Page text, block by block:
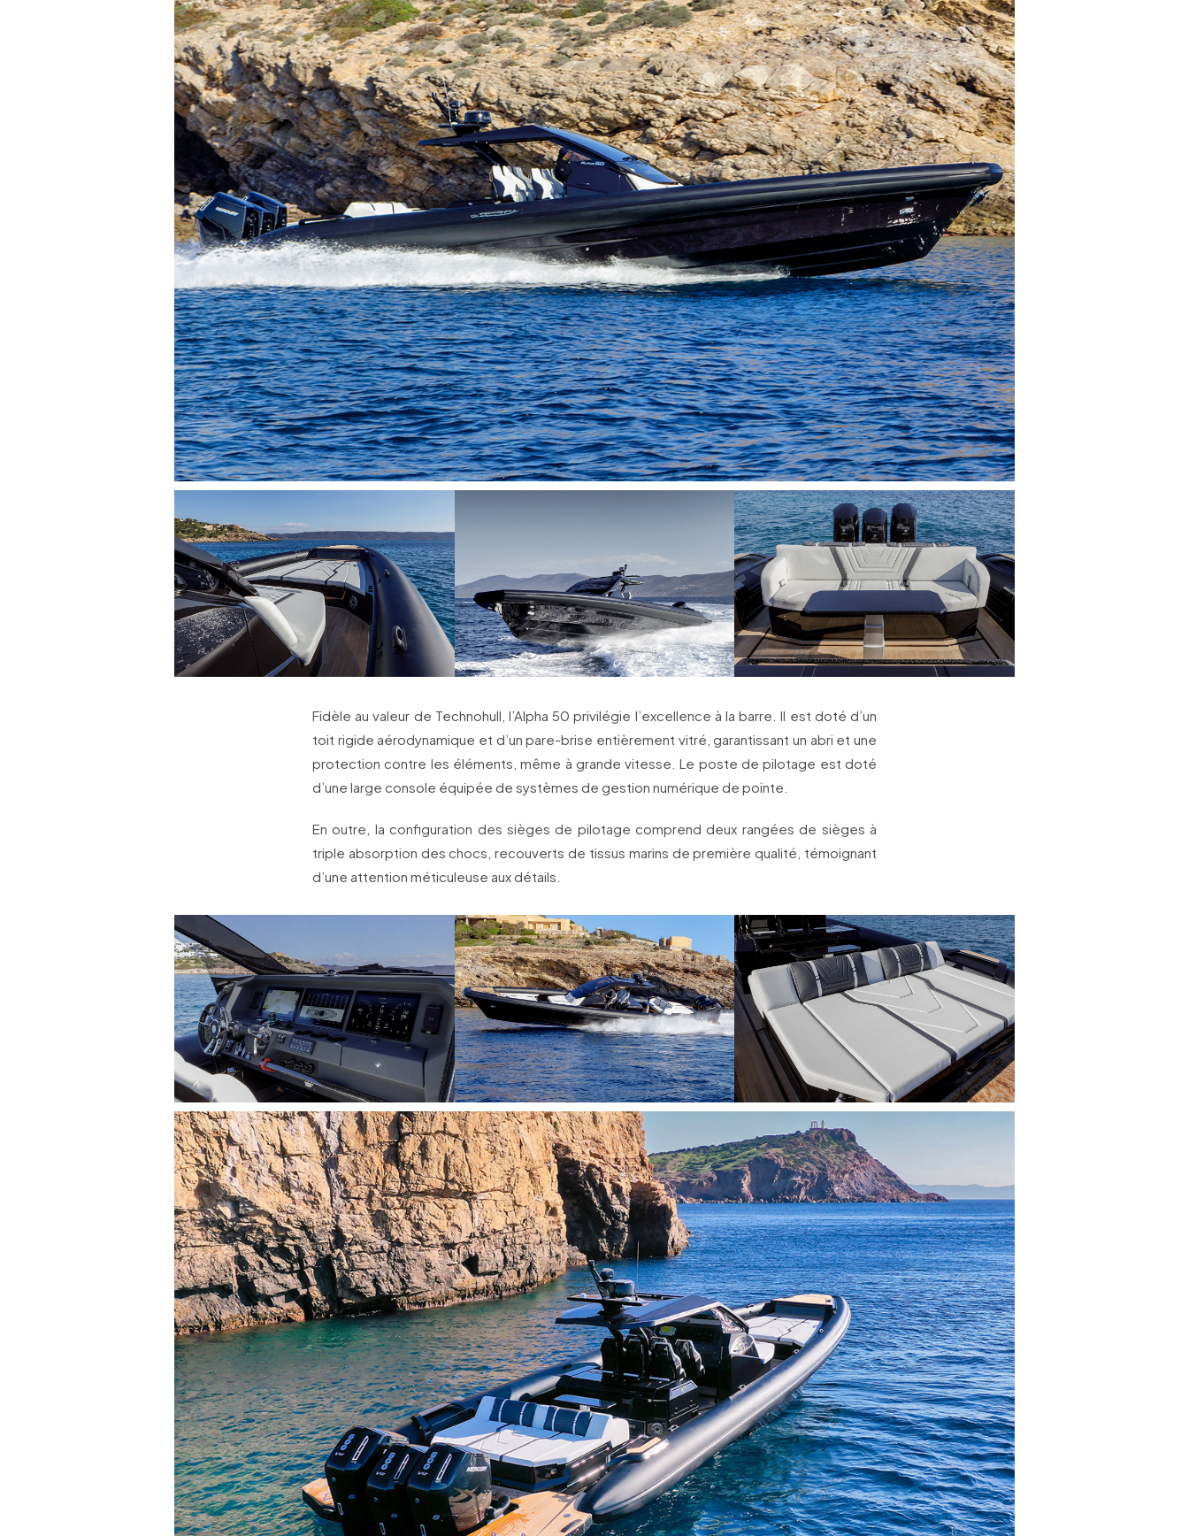
Fidèle au valeur de Technohull, l’Alpha 50 privilégie l’excellence à la barre. Il est doté d’un
toit rigide aérodynamique et d’un pare-brise entièrement vitré, garantissant un abri et une
protection contre les éléments, même à grande vitesse. Le poste de pilotage est doté
d’une large console équipée de systèmes de gestion numérique de pointe.
En outre, la configuration des sièges de pilotage comprend deux rangées de sièges à
triple absorption des chocs, recouverts de tissus marins de première qualité, témoignant
d’une attention méticuleuse aux détails.